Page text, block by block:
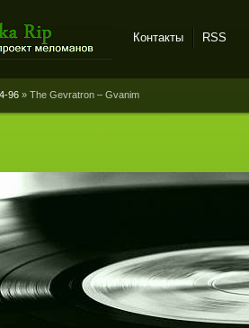
Контакты RSS
96 » The Gevratron ‎– Gvanim